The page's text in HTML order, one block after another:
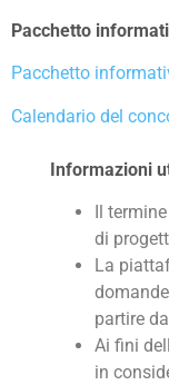
Pacchetto
Pacchetto
Calendario del
Informazioni
Il
di
La
partire
Ai fini
in